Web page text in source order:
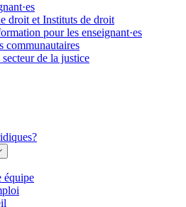
droit et Instituts de droit
pour les enseignant·es
communautaires
de la justice
équipe